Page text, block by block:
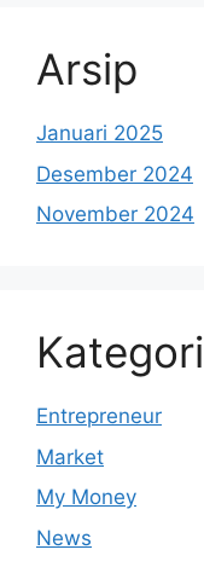
Arsip
Januari 2025
Desember 2024
November 2024
Kategori
Entrepreneur
Market
My Money
News